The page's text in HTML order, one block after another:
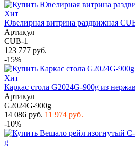
Хит
Ювелирная витрина раздвижная
Артикул
CUB-1
123 777 руб.
-15%
Хит
Каркас стола G2024G-900g из
Артикул
G2024G-900g
14 086 руб. 11 974 руб.
-10%